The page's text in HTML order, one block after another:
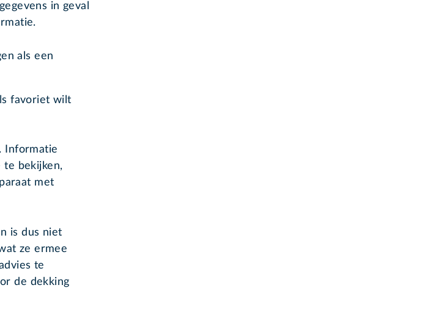
in geval
als een
favoriet wilt
Informatie
te bekijken,
met
is dus niet
ze ermee
te
de dekking